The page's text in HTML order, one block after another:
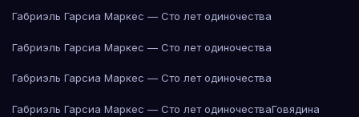
Габриэль Гарсиа Маркес — Сто лет одиночества
Габриэль Гарсиа Маркес — Сто лет одиночества
Габриэль Гарсиа Маркес — Сто лет одиночества
Габриэль Гарсиа Маркес — Сто лет одиночестваГовядина